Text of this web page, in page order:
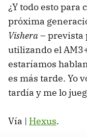
¿Y todo esto para
próxima
Vishera– prevista
utilizando el
estaríamos
es más tarde. Yo
tardía y me lo
Vía | Hexus.